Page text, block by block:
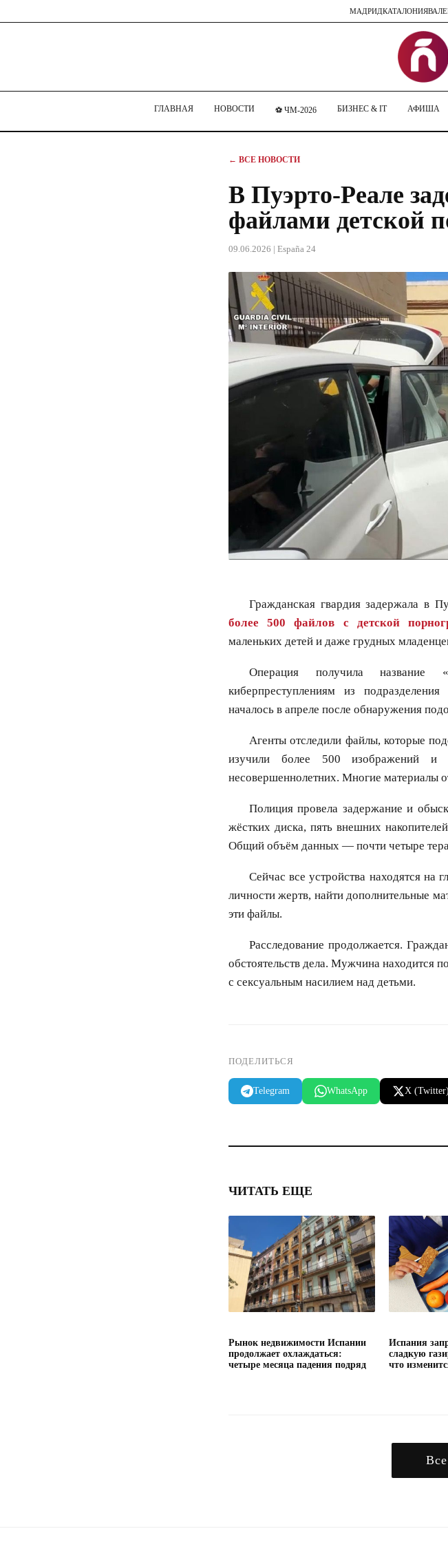
МАДРИДКАТАЛОНИЯ
ГЛАВНАЯ НОВОСТИ ⚽ ЧМ-2026 БИЗНЕС & IT АФИША
← ВСЕ НОВОСТИ
В Пуэрто-Реале
файлами детской
09.06.2026 | España 24
Гражданская гвардия задержала в
более 500 файлов с детской
маленьких детей и даже грудных
Операция получила название
киберпреступлениям из
началось в апреле после обнаружения
Агенты отследили файлы, которые
изучили более 500 изображений и
несовершеннолетних. Многие материалы
Полиция провела задержание и
жёстких диска, пять внешних
Общий объём данных — почти четыре
Сейчас все устройства находятся на
личности жертв, найти дополнительные
эти файлы.
Расследование продолжается.
обстоятельств дела. Мужчина находится
с сексуальным насилием над детьми.
ПОДЕЛИТЬСЯ
Telegram WhatsApp X (Twitter)
ЧИТАТЬ ЕЩЕ
Рынок недвижимости Испании
продолжает охлаждаться:
четыре месяца падения подряд
Испания
сладкую
что